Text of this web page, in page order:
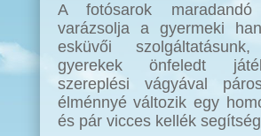
A fotósarok maradandó
varázsolja a gyermeki
esküvői
gyerekek önfeledt
szereplési vágyával
élménnyé változik egy
és pár vicces kellék